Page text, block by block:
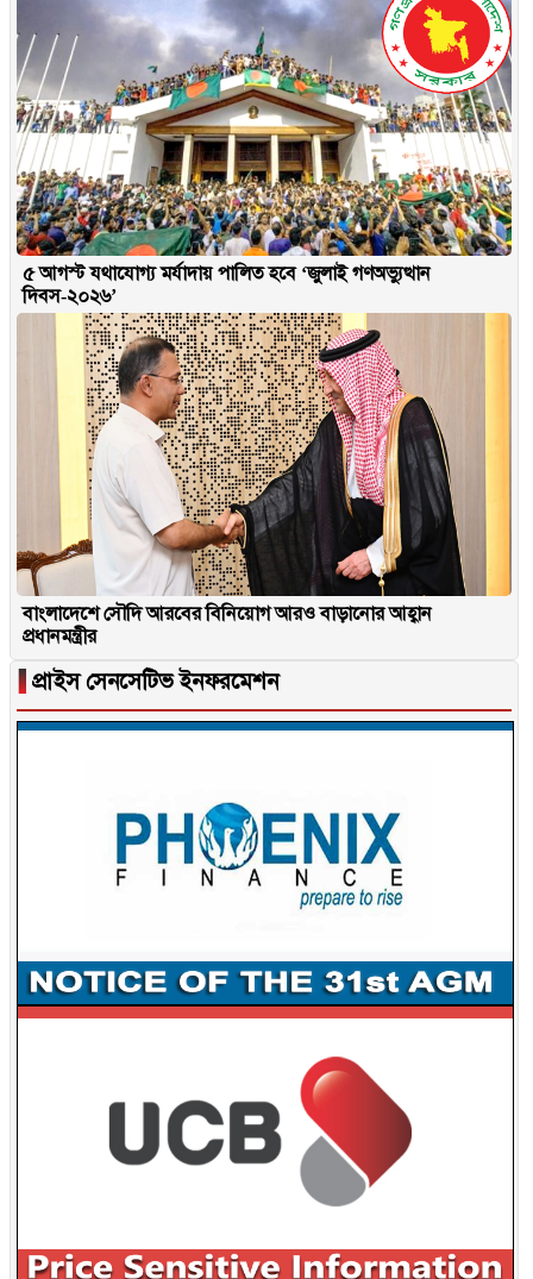
৫ আগস্ট যথাযোগ্য মর্যাদায় পালিত হবে ‘জুলাই গণঅভ্যুত্থান
দিবস-২০২৬’
বাংলাদেশে সৌদি আরবের বিনিয়োগ আরও বাড়ানোর আহ্বান
প্রধানমন্ত্রীর
▐ প্রাইস সেনসেটিভ ইনফরমেশন